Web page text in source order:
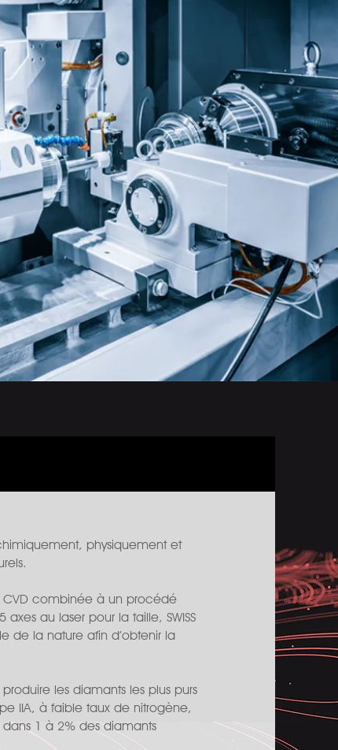
physiquement et
combinée à un procédé
au laser pour la taille, SWISS
de la nature afin d’obtenir la
les diamants les plus purs
IIA, à faible taux de nitrogène,
1 à 2% des diamants